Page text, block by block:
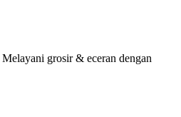
grosir & eceran dengan